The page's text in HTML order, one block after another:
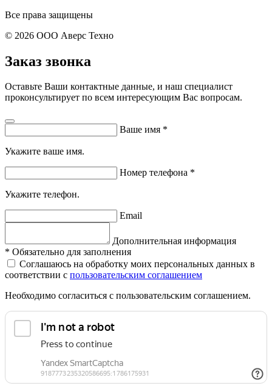
Все права защищены
© 2026 ООО Аверс Техно
Заказ звонка
Оставьте Ваши контактные данные, и наш специалист
проконсультирует по всем интересующим Вас вопросам.
Ваше имя *
Укажите ваше имя.
Номер телефона *
Укажите телефон.
Email
Дополнительная информация
* Обязательно для заполнения
Соглашаюсь на обработку моих персональных данных в
соответствии с пользовательским соглашением
Необходимо согласиться с пользовательским соглашением.